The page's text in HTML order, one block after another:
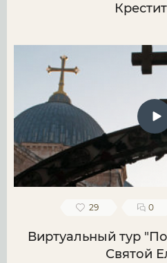
29 0
Виртуальный тур
Святой